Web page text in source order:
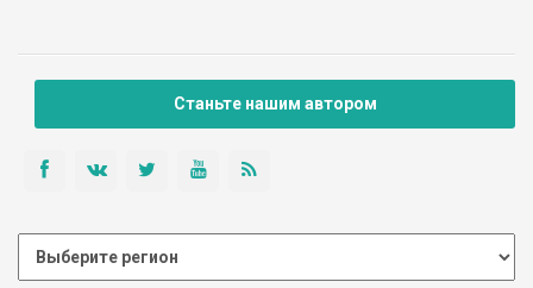
Станьте нашим автором